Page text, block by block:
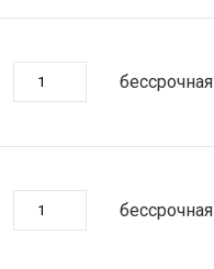
бессрочная
бессрочная